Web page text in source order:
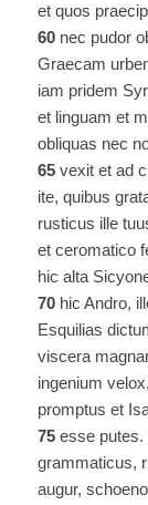
et quos
60nec pudor
Graecam
iam pridem
et linguam et
obliquas nec
65vexit et ad
ite, quibus
rusticus ille
et ceromatico
hic alta
70hic Andro,
Esquilias
viscera
ingenium
promptus et
75esse putes.
grammaticus,
augur,